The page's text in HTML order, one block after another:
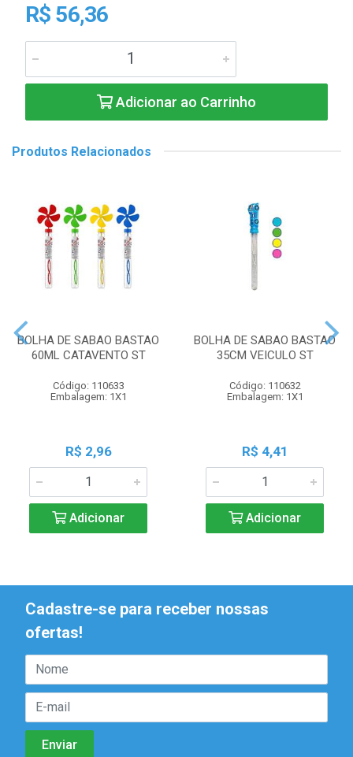
R$ 56,36
Adicionar ao Carrinho
Produtos Relacionados
BOLHA DE SABAO BASTAO
60ML CATAVENTO ST
Código: 110633
Embalagem: 1X1
R$ 2,96
Adicionar
BOLHA DE SABAO BASTAO
35CM VEICULO ST
Código: 110632
Embalagem: 1X1
R$ 4,41
Adicionar
Cadastre-se para receber nossas
ofertas!